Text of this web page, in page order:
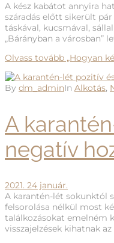
A kész kabátot annyira
száradás előtt sikerült
táskával, kucsmával,
„Bárányban a városban”
Olvass tovább „Hogyan
By dm_adminIn Alkotás,
A
negatív
2021. 24 január.
A karantén-lét sokunktól
felsorolása nélkül most
találkozásokat emelném
visszajelzések kihatnak